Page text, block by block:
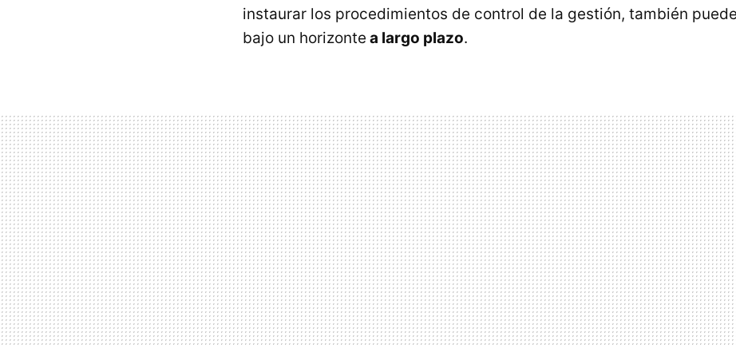
instaurar los procedimientos de control de la gestión, también
bajo un horizonte a largo plazo.